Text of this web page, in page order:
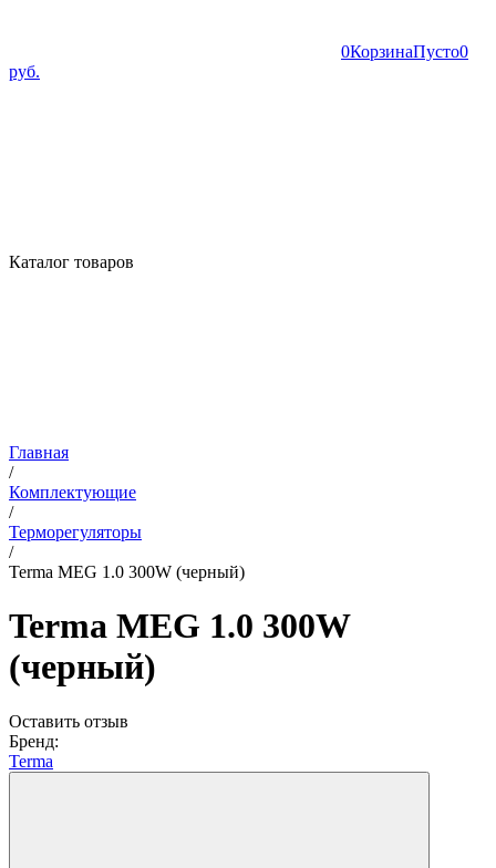
0КорзинаПусто0
руб.
Каталог товаров
Главная
/
Комплектующие
/
Терморегуляторы
/
Terma MEG 1.0 300W (черный)
Terma MEG 1.0 300W
(черный)
Оставить отзыв
Бренд:
Terma